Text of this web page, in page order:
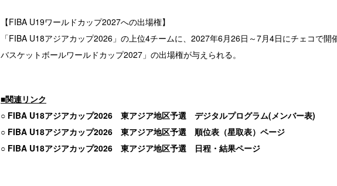
【FIBA U19ワールドカップ2027への出場権】
「FIBA U18アジアカップ2026」の上位4チームに、2027年6月26日～7月4日にチェコで開
バスケットボールワールドカップ2027」の出場権が与えられる。
■関連リンク
○ FIBA U18アジアカップ2026 東アジア地区予選 デジタルプログラム(メンバー表)
○ FIBA U18アジアカップ2026 東アジア地区予選 順位表（星取表）ページ
○ FIBA U18アジアカップ2026 東アジア地区予選 日程・結果ページ